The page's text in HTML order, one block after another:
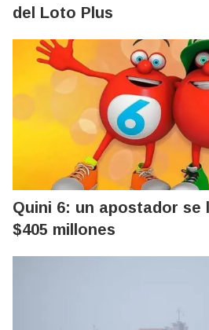
del Loto Plus
Quini 6: un apostador se
$405 millones